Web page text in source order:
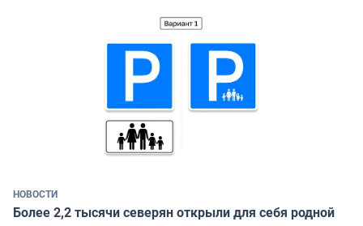
НОВОСТИ
Более 2,2 тысячи северян открыли для себя родной